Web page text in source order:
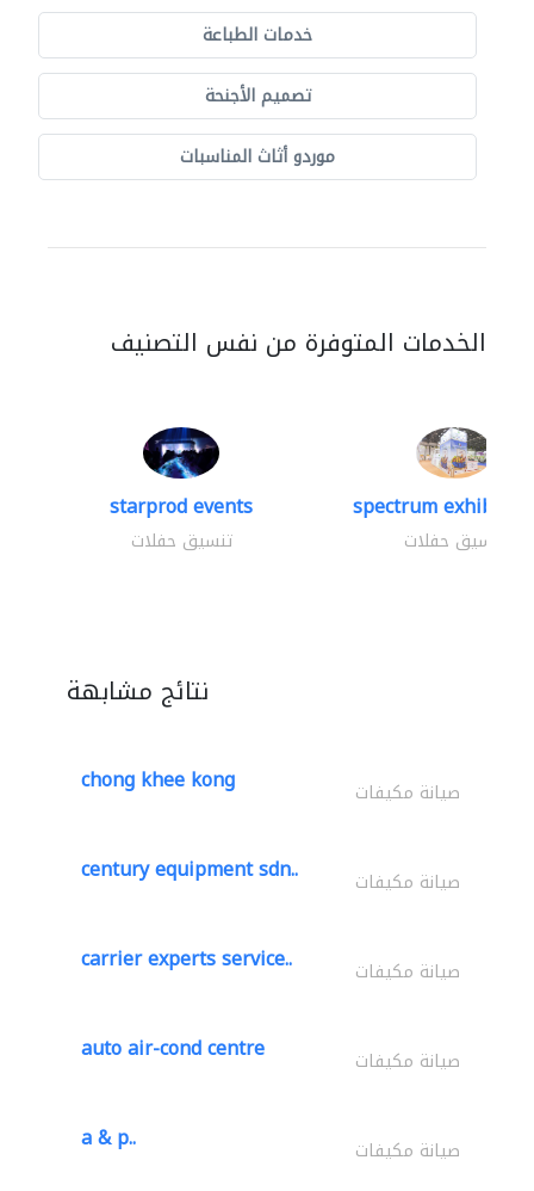
خدمات الطباعة
تصميم الأجنحة
موردو أثاث المناسبات
الخدمات المتوفرة من نفس التصنيف
starprod events
تنسيق حفلات
spectrum
تنسيق حفلات
نتائج مشابهة
chong khee kong صيانة مكيفات
century equipment sdn.. صيانة مكيفات
carrier experts service.. صيانة مكيفات
auto air-cond centre صيانة مكيفات
a & p.. صيانة مكيفات